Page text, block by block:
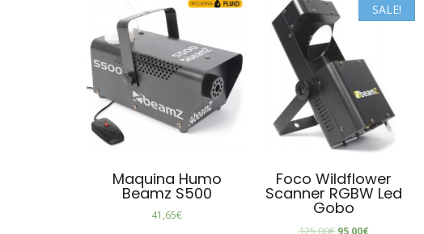
Maquina Humo
Beamz S500
41,65€
SALE!
Foco Wildflower
Scanner RGBW Led
Gobo
125,00€ 95,00€